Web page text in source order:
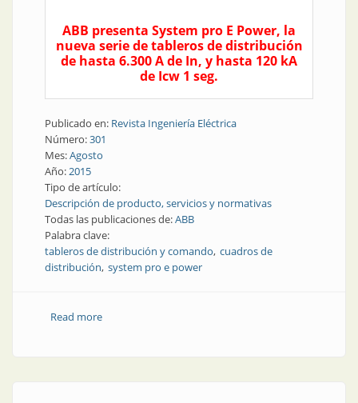
ABB presenta System pro E Power, la
nueva serie de tableros de distribución
de hasta 6.300 A de In, y hasta 120 kA
de Icw 1 seg.
Publicado en: Revista Ingeniería Eléctrica
Número:301
Mes:Agosto
Año:2015
Tipo de artículo:
Descripción de producto, servicios y normativas
Todas las publicaciones de:ABB
Palabra clave:
tableros de distribución y comando cuadros de
distribución system pro e power
Read moreabout Producto | Nueva serie de cuadros de